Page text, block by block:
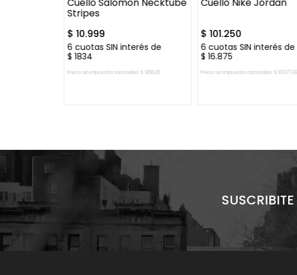
Stripes
$ 10.999
6cuotas SIN interés de
$ 1834
Precio sin impuestos nacionales: $ 9090 08
$ 101.250
6 cuotas SIN interés de
$ 16.875
Precio sin impuestos nacionales: $ 83 677, 69